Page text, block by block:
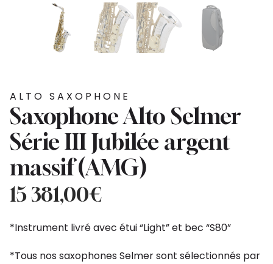
ALTO SAXOPHONE
Saxophone Alto Selmer
Série III Jubilée argent
massif (AMG)
15 381,00€
*Instrument livré avec étui “Light” et bec “S80”
*Tous nos saxophones Selmer sont sélectionnés par